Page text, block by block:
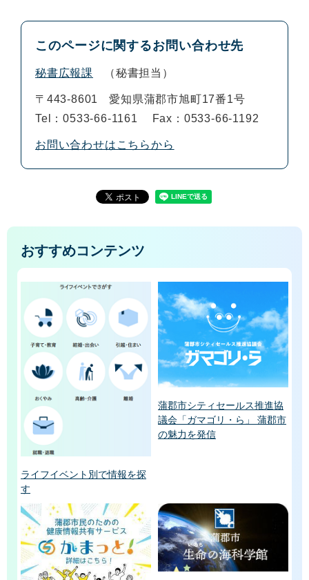
このページに関するお問い合わせ先
秘書広報課 秘書担当
〒443-8601
愛知県蒲郡市旭町17番1号
Tel：0533-66-1161
Fax：0533-66-1192
お問い合わせはこちらから
おすすめコンテンツ
ライフイベント別で情報を探
す
蒲郡市シティセールス推進協
議会「ガマゴリ・ら」 蒲郡市
の魅力を発信